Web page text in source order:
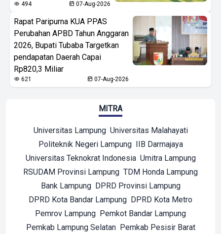
494 07-Aug-2026
Rapat Paripurna KUA PPAS
Perubahan APBD Tahun Anggaran
2026, Bupati Tubaba Targetkan
pendapatan Daerah Capai
Rp820,3 Miliar
621 07-Aug-2026
MITRA
Universitas Lampung Universitas Malahayati
Politeknik Negeri Lampung IIB Darmajaya
Universitas Teknokrat Indonesia Umitra Lampung
RSUDAM Provinsi Lampung TDM Honda Lampung
Bank Lampung DPRD Provinsi Lampung
DPRD Kota Bandar Lampung DPRD Kota Metro
Pemrov Lampung Pemkot Bandar Lampung
Pemkab Lampung Selatan Pemkab Pesisir Barat